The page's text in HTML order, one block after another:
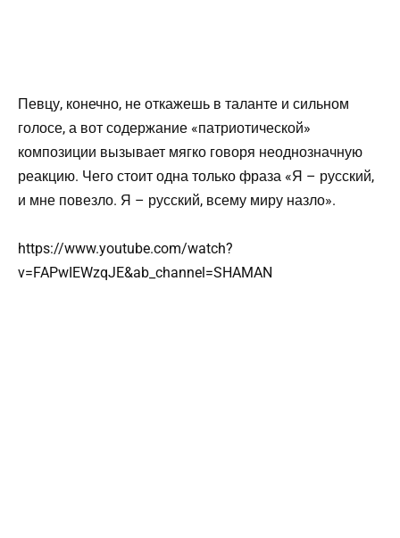
Певцу, конечно, не откажешь в таланте и сильном
голосе, а вот содержание «патриотической»
композиции вызывает мягко говоря неоднозначную
реакцию. Чего стоит одна только фраза «Я – русский,
и мне повезло. Я – русский, всему миру назло».
https://www.youtube.com/watch?
v=FAPwIEWzqJE&ab_channel=SHAMAN